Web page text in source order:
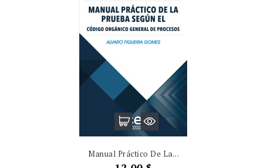
Manual Práctico De La...